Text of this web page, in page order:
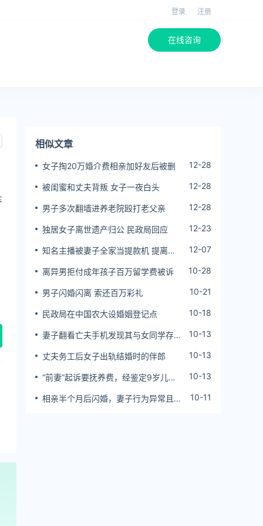
登录 注册
在线咨询
相似文章
女子掏20万婚介费相亲加好友后被删 12-28
被闺蜜和丈夫背叛 女子一夜白头 12-28
男子多次翻墙进养老院殴打老父亲 12-28
独居女子离世遗产归公 民政局回应 12-23
知名主播被妻子全家当提款机 提离婚
12-07
离异男拒付成年孩子百万留学费被诉 10-28
男子闪婚闪离 索还百万彩礼 10-21
民政局在中国农大设婚姻登记点 10-18
妻子翻看亡夫手机发现其与女同学存婚
10-13
丈夫务工后女子出轨结婚时的伴郎 10-13
“前妻”起诉要抚养费，经鉴定9岁儿子
10-13
相亲半个月后闪婚，妻子行为异常且持
10-11